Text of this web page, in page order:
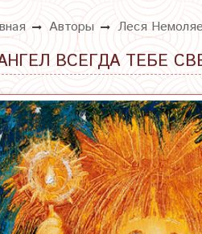
Авторы Леся
ВСЕГДА ТЕБЕ